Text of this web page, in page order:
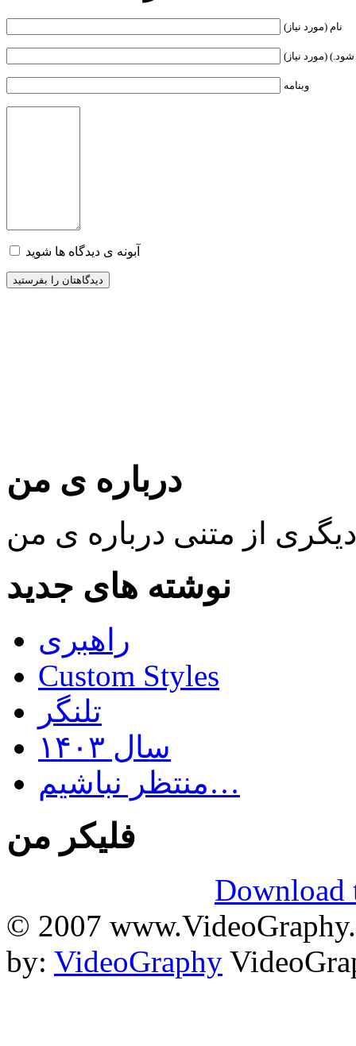
نام (مورد نیاز)
(مورد نیاز)
وبنامه
آبونه ی دیدگاه ها شوید
درباره ی من
نوشته های جدید
راهبری
Custom Styles
تلنگر
سال ۱۴۰۳
منتظر نباشیم…
فلیکر من
Download
© 2007
by: VideoGraphy